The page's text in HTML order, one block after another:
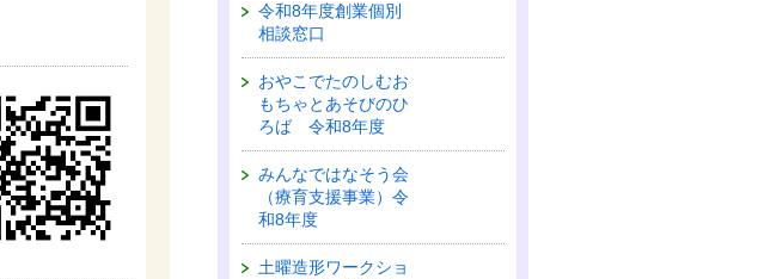
令和8年度創業個別
相談窓口
おやこでたのしむお
もちゃとあそびのひ
ろば 令和8年度
みんなではなそう会
（療育支援事業）令
和8年度
土曜造形ワークショ